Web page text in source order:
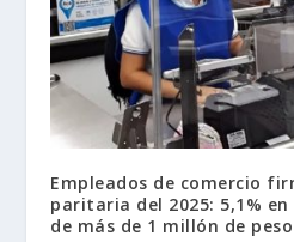
Empleados de comercio
paritaria del 2025: 5,1%
de más de 1 millón de